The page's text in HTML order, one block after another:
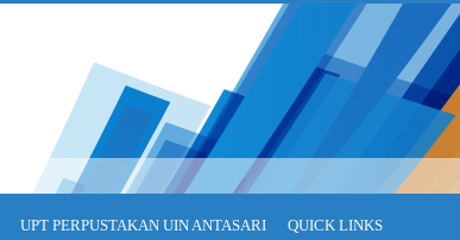
UPT PERPUSTAKAN UIN ANTASARI QUICK LINKS